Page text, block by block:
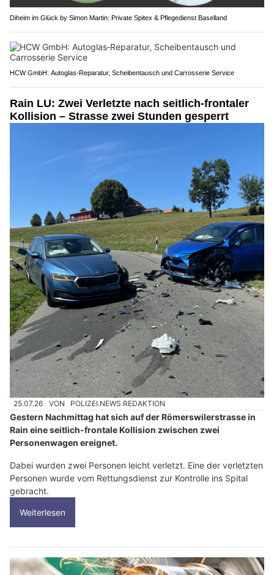
Diheim im Glück by Simon Martin: Private Spitex & Pflegedienst Baselland
HCW GmbH: Autoglas‑Reparatur, Scheibentausch und Carrosserie Service
Rain LU: Zwei Verletzte nach seitlich-frontaler
Kollision – Strasse zwei Stunden gesperrt
25.07.26 VON POLIZEI.NEWS REDAKTION
Gestern Nachmittag hat sich auf der Römerswilerstrasse in
Rain eine seitlich-frontale Kollision zwischen zwei
Personenwagen ereignet.
Dabei wurden zwei Personen leicht verletzt. Eine der verletzten
Personen wurde vom Rettungsdienst zur Kontrolle ins Spital
gebracht.
Weiterlesen